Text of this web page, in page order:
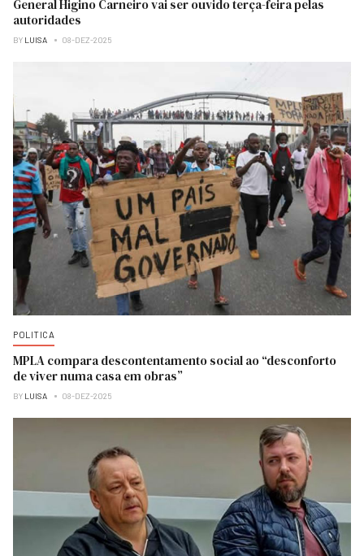
General Higino Carneiro vai ser ouvido terça-feira pelas
autoridades
BY LUISA 08-DEZ-2025
POLITICA
MPLA compara descontentamento social ao “desconforto
de viver numa casa em obras”
BY LUISA 08-DEZ-2025